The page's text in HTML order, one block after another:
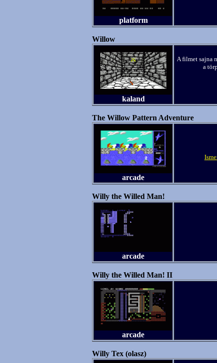
platform
Willow
kaland
A filmet sajna
a
The Willow Pattern Adventure
arcade
Willy the Willed Man!
arcade
Willy the Willed Man! II
arcade
Willy Tex (olasz)